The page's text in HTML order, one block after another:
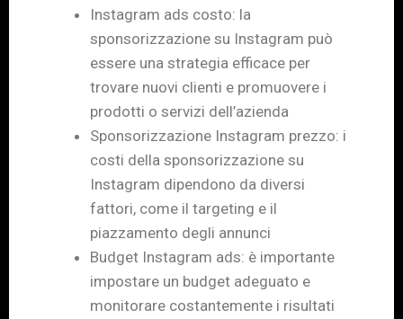
Instagram ads costo: la
sponsorizzazione su Instagram può
essere una strategia efficace per
trovare nuovi clienti e promuovere i
prodotti o servizi dell’azienda
Sponsorizzazione Instagram prezzo: i
costi della sponsorizzazione su
Instagram dipendono da diversi
fattori, come il targeting e il
piazzamento degli annunci
Budget Instagram ads: è importante
impostare un budget adeguato e
monitorare costantemente i risultati